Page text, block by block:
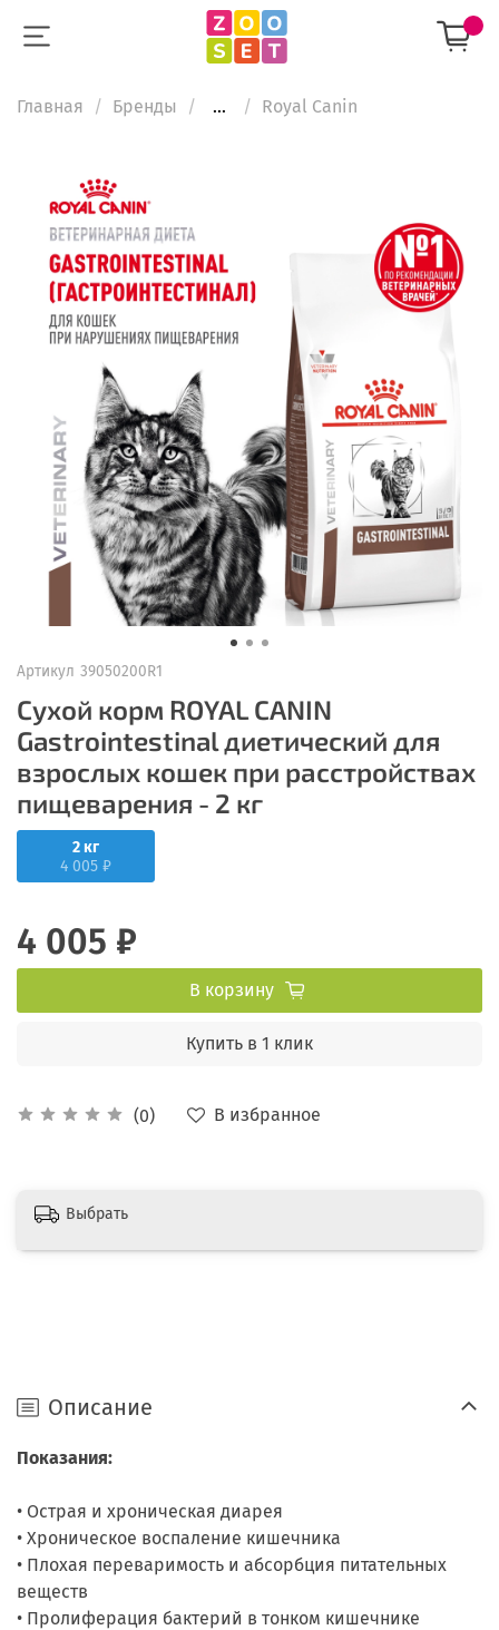
Главная Бренды ... Royal Canin
Артикул 39050200R1
Сухой корм ROYAL CANIN
Gastrointestinal диетический для
взрослых кошек при расстройствах
пищеварения - 2 кг
(0) В избранное
2 кг
4 005 ₽
4 005 ₽
В корзину
Купить в 1 клик
Выбрать
Описание
Показания:
• Острая и хроническая диарея
• Хроническое воспаление кишечника
• Плохая переваримость и абсорбция питательных
веществ
• Пролиферация бактерий в тонком кишечнике